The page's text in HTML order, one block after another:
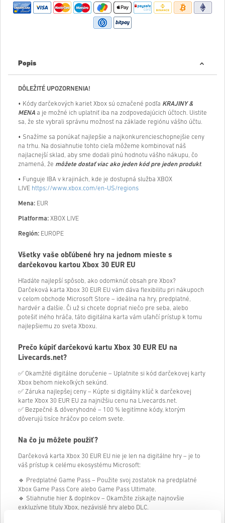
Popis
DÔLEŽITÉ UPOZORNENIA!
• Kódy darčekových kariet Xbox sú označené podľa KRAJINY &
MENA a je možné ich uplatniť iba na zodpovedajúcich účtoch. Uistite
sa, že ste vybrali správnu možnosť na základe regiónu vášho účtu.
• Snažíme sa ponúkať najlepšie a najkonkurencieschopnejšie ceny
na trhu. Na dosiahnutie tohto cieľa môžeme kombinovať náš
najlacnejší sklad, aby sme dodali plnú hodnotu vášho nákupu, čo
znamená, že môžete dostať viac ako jeden kód pre jeden produkt.
• Funguje IBA v krajinách, kde je dostupná služba XBOX
LIVE https://www.xbox.com/en-US/regions
Mena: EUR
Platforma: XBOX LIVE
Región: EUROPE
Všetky vaše obľúbené hry na jednom mieste s
darčekovou kartou Xbox 30 EUR EU
Hľadáte najlepší spôsob, ako odomknúť obsah pre Xbox?
Darčeková karta Xbox 30 EUR EU vám dáva flexibilitu pri nákupoch
v celom obchode Microsoft Store – ideálna na hry, predplatné,
hardvér a ďalšie. Či už si chcete dopriať niečo pre seba, alebo
potešiť iného hráča, táto digitálna karta vám uľahčí prístup k tomu
najlepšiemu zo sveta Xboxu.
Prečo kúpiť darčekovú kartu Xbox 30 EUR EU na
Livecards.net?
✅ Okamžité digitálne doručenie – Uplatnite si kód darčekovej karty
Xbox behom niekoľkých sekúnd.
✅ Záruka najlepšej ceny – Kúpte si digitálny kľúč k darčekovej
karte Xbox 30 EUR EU za najnižšiu cenu na Livecards.net.
✅ Bezpečné & dôveryhodné – 100 % legitímne kódy, ktorým
dôverujú tisíce hráčov po celom svete.
Na čo ju môžete použiť?
Darčeková karta Xbox 30 EUR EU nie je len na digitálne hry – je to
váš prístup k celému ekosystému Microsoft:
🔹 Predplatné Game Pass – Použite svoj zostatok na predplatné
Xbox Game Pass Core alebo Game Pass Ultimate.
🔹 Stiahnutie hier & doplnkov – Okamžite získajte najnovšie
exkluzívne tituly Xbox, nezávislé hry alebo DLC.